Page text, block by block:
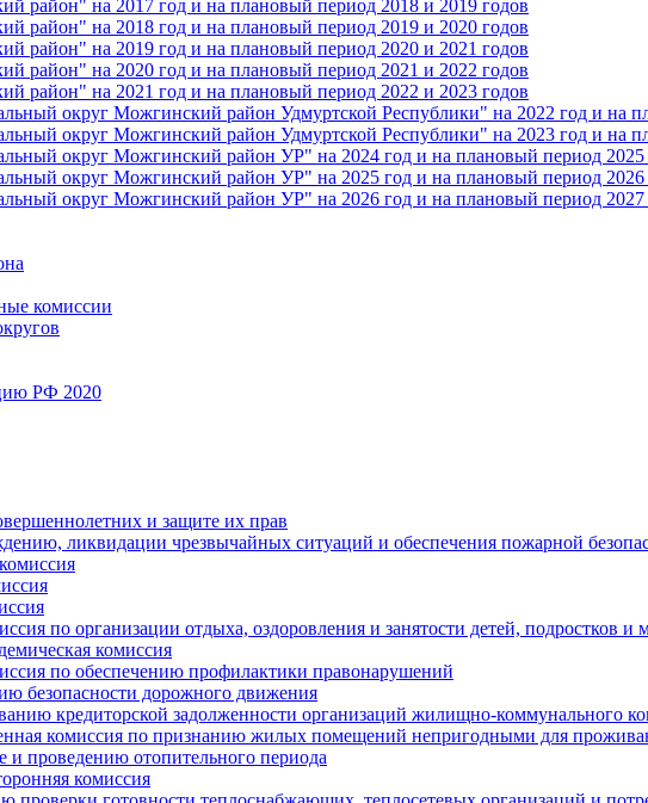
район" на 2017 год и на плановый период 2018 и 2019 годов
район" на 2018 год и на плановый период 2019 и 2020 годов
район" на 2019 год и на плановый период 2020 и 2021 годов
район" на 2020 год и на плановый период 2021 и 2022 годов
район" на 2021 год и на плановый период 2022 и 2023 годов
округ Можгинский район Удмуртской Республики" на 2022 год и на
округ Можгинский район Удмуртской Республики" на 2023 год и на
округ Можгинский район УР" на 2024 год и на плановый период 2025
округ Можгинский район УР" на 2025 год и на плановый период 2026
округ Можгинский район УР" на 2026 год и на плановый период 2027
комиссии
РФ 2020
и защите их прав
ликвидации чрезвычайных ситуаций и обеспечения пожарной
по организации отдыха, оздоровления и занятости детей, подростков и
комиссия
по обеспечению профилактики правонарушений
безопасности дорожного движения
кредиторской задолженности организаций жилищно-коммунального
комиссия по признанию жилых помещений непригодными для
и проведению отопительного периода
комиссия